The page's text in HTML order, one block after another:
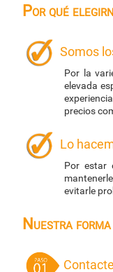
Por qué
Somos
Por la
elevada
precios
Lo
Por estar
evitarle
Nuestra